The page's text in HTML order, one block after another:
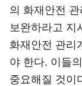
의 화재안전
보완하라고 지
화재안전 관리
야 한다. 이들
중요해질 것이